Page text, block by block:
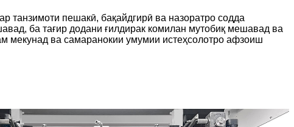
танзимоти пешакӣ, бақайдгирӣ ва назоратро содда
ба тағир додани ғилдирак комилан мутобиқ мешавад ва
мекунад ва самаранокии умумии истеҳсолотро афзоиш